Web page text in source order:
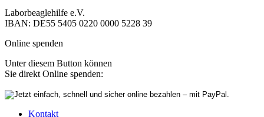
Laborbeaglehilfe e.V.
IBAN: DE55 5405 0220 0000 5228 39
Online spenden
Unter diesem Button können
Sie direkt Online spenden:
Kontakt